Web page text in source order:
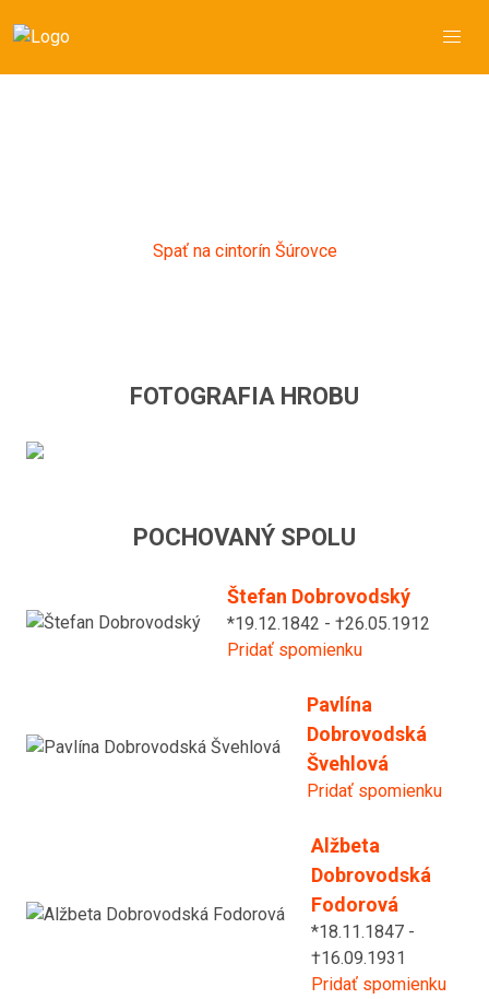
Spať na cintorín Šúrovce
FOTOGRAFIA HROBU
POCHOVANÝ SPOLU
Štefan Dobrovodský
*19.12.1842 - †26.05.1912
Pridať spomienku
Pavlína
Dobrovodská
Švehlová
Pridať spomienku
Alžbeta
Dobrovodská
Fodorová
*18.11.1847 -
†16.09.1931
Pridať spomienku